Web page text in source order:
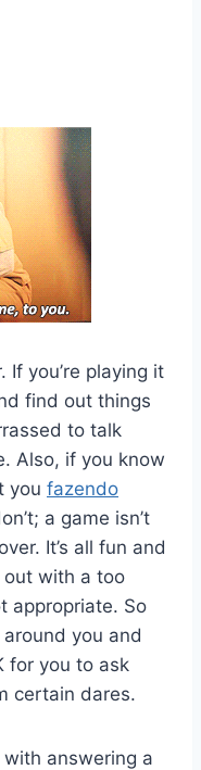
If you’re playing it
find out things
to talk
Also, if you know
you fazendo
a game isn’t
It’s all fun and
out with a too
appropriate. So
you and
for you to ask
certain dares.
answering a